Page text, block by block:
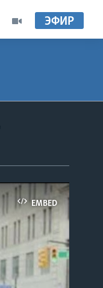
ЭФИР
EMBED